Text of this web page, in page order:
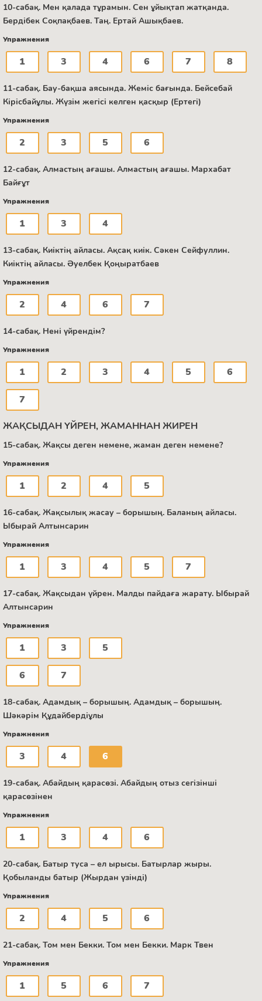
10-сабақ. Мен қалада тұрамын. Сен ұйықтап жатқанда.
Бердібек Соқпақбаев. Таң. Ертай Ашықбаев.
Упражнения
1 3 4 6 7 8
11-сабақ. Бау-бақша аясында. Жеміс бағында. Бейсебай
Кірісбайұлы. Жүзім жегісі келген қасқыр (Ертегі)
Упражнения
2 3 5 6
12-сабақ. Алмастың ағашы. Алмастың ағашы. Мархабат
Байғұт
Упражнения
1 3 4
13-сабақ. Киіктің айласы. Ақсақ киік. Сәкен Сейфуллин.
Киіктің айласы. Әуелбек Қоңыратбаев
Упражнения
2 4 6 7
14-сабақ. Нені үйрендім?
Упражнения
1 2 3 4 5 6
7
ЖАҚСЫДАН ҮЙРЕН, ЖАМАННАН ЖИРЕН
15-сабақ. Жақсы деген немене, жаман деген немене?
Упражнения
1 2 4 5
16-сабақ. Жақсылық жасау – борышың. Баланың айласы.
Ыбырай Алтынсарин
Упражнения
1 3 4 5 7
17-сабақ. Жақсыдан үйрен. Малды пайдаға жарату. Ыбырай
Алтынсарин
Упражнения
1 3 5
6 7
18-сабақ. Адамдық – борышың. Адамдық – борышың.
Шәкәрім Құдайбердіұлы
Упражнения
3 4 6
19-сабақ. Абайдың қарасөзі. Абайдың отыз сегізінші
қарасөзінен
Упражнения
1 3 4 6
20-сабақ. Батыр туса – ел ырысы. Батырлар жыры.
Қобыланды батыр (Жырдан үзінді)
Упражнения
2 4 5 6
21-сабақ. Том мен Бекки. Том мен Бекки. Марк Твен
Упражнения
1 5 6 7